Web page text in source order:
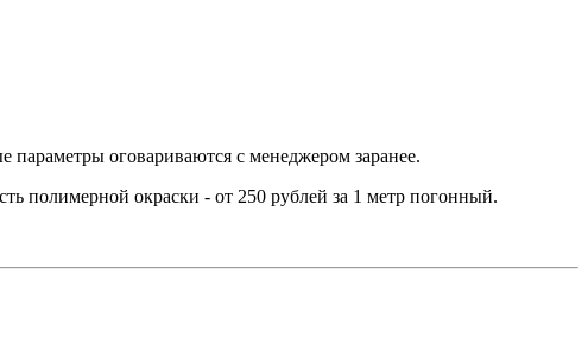
оговариваются с менеджером заранее.
полимерной окраски - от 250 рублей за 1 метр погонный.